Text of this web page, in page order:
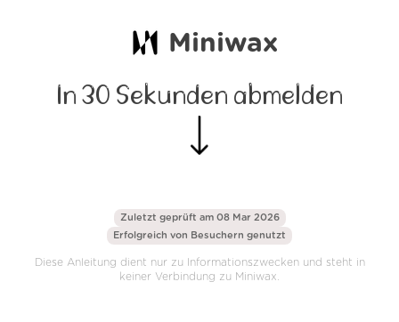
Miniwax
In 30 Sekunden abmelden
Zuletzt geprüft am 08 Mar 2026
Erfolgreich von Besuchern genutzt
Diese Anleitung dient nur zu Informationszwecken und steht in
keiner Verbindung zu Miniwax.